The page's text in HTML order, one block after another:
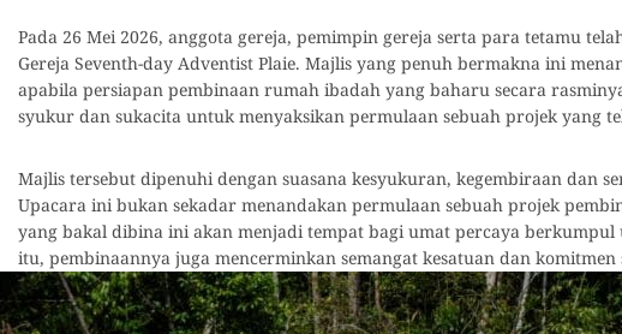
Pada 26 Mei 2026, anggota gereja, pemimpin gereja serta para tetamu
Gereja Seventh-day Adventist Plaie. Majlis yang penuh bermakna ini
apabila persiapan pembinaan rumah ibadah yang baharu secara
syukur dan sukacita untuk menyaksikan permulaan sebuah projek yang
Majlis tersebut dipenuhi dengan suasana kesyukuran, kegembiraan dan
Upacara ini bukan sekadar menandakan permulaan sebuah projek
yang bakal dibina ini akan menjadi tempat bagi umat percaya
itu, pembinaannya juga mencerminkan semangat kesatuan dan